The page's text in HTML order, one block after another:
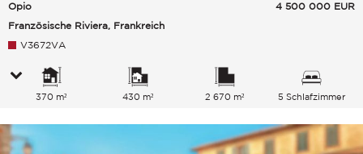
Opio
Französische Riviera, Frankreich
4 500 000 EUR
V3672VA
370 m² 430 m² 2 670 m² 5 Schlafzimmer